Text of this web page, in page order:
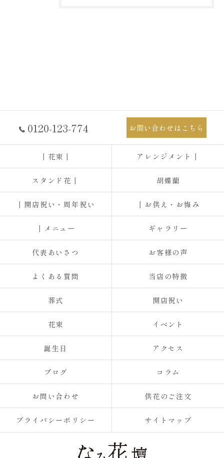
0120-123-774 お問い合わせはこちら
┃花束┃ アレンジメント┃
スタンド花┃ 胡蝶蘭
┃開店祝い・周年祝い ┃お供え・お悔み
┃メニュー ギャラリー
代表あいさつ お客様の声
よくある質問 当店の特徴
葬式 開店祝い
花束 イベント
誕生日 アクセス
ブログ コラム
お問い合わせ 供花のご注文
プライバシーポリシー サイトマップ